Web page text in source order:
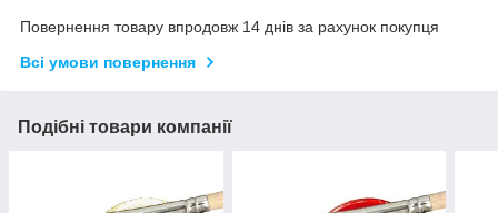
Повернення товару впродовж 14 днів за рахунок покупця
Всі умови повернення
Подібні товари компанії